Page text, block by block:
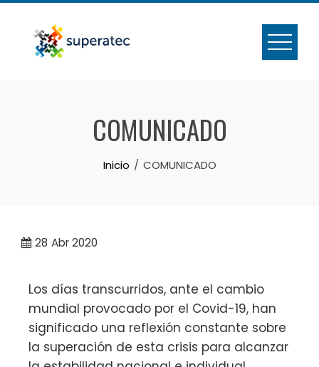
COMUNICADO
Inicio COMUNICADO
28 Abr 2020
Los días transcurridos, ante el cambio
mundial provocado por el Covid-19, han
significado una reflexión constante sobre
la superación de esta crisis para alcanzar